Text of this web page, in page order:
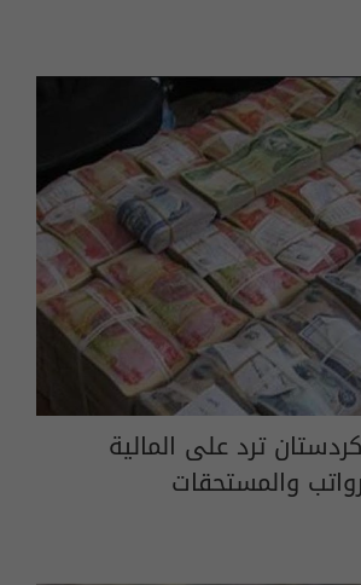
كردستان ترد على المالية
والمستحقات